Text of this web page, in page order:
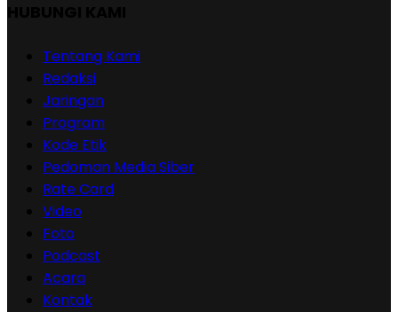
Tentang Kami
Redaksi
Jaringan
Program
Kode Etik
Pedoman Media Siber
Rate Card
Video
Foto
Podcast
Acara
Kontak